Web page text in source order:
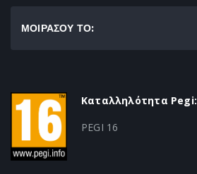
ΜΟΙΡΑΣΟΥ ΤΟ:
Καταλληλότητα Pegi:
PEGI 16